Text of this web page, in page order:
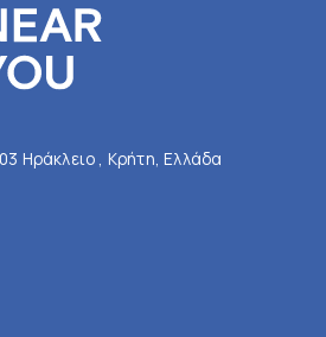
Ηράκλειο , Κρήτη, Ελλάδα